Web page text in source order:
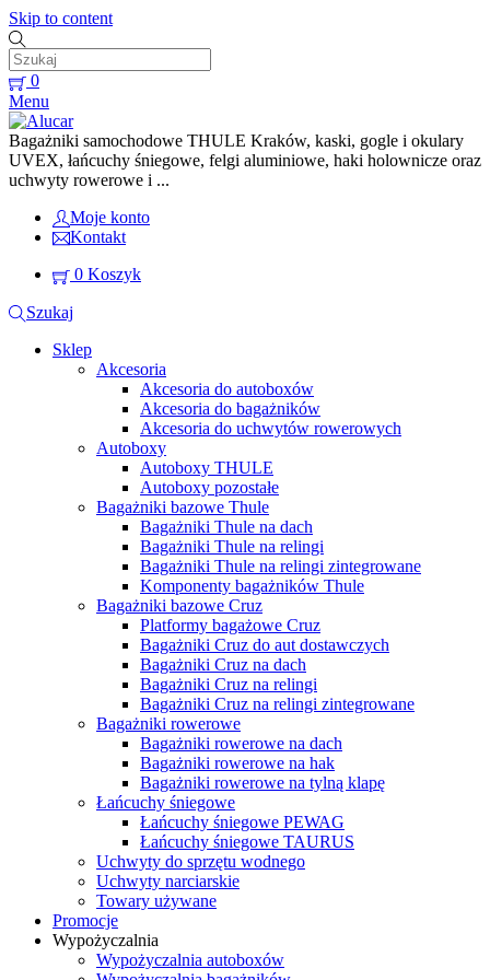
Skip to content
0
Menu
Bagażniki samochodowe THULE Kraków, kaski, gogle i okulary
UVEX, łańcuchy śniegowe, felgi aluminiowe, haki holownicze oraz
uchwyty rowerowe i ...
Moje konto
Kontakt
0 Koszyk
Szukaj
Sklep
Akcesoria
Akcesoria do autoboxów
Akcesoria do bagażników
Akcesoria do uchwytów rowerowych
Autoboxy
Autoboxy THULE
Autoboxy pozostałe
Bagażniki bazowe Thule
Bagażniki Thule na dach
Bagażniki Thule na relingi
Bagażniki Thule na relingi zintegrowane
Komponenty bagażników Thule
Bagażniki bazowe Cruz
Platformy bagażowe Cruz
Bagażniki Cruz do aut dostawczych
Bagażniki Cruz na dach
Bagażniki Cruz na relingi
Bagażniki Cruz na relingi zintegrowane
Bagażniki rowerowe
Bagażniki rowerowe na dach
Bagażniki rowerowe na hak
Bagażniki rowerowe na tylną klapę
Łańcuchy śniegowe
Łańcuchy śniegowe PEWAG
Łańcuchy śniegowe TAURUS
Uchwyty do sprzętu wodnego
Uchwyty narciarskie
Towary używane
Promocje
Wypożyczalnia
Wypożyczalnia autoboxów